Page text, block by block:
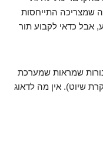
או שיש תקלה שמצריכה התייחסות
אבל כדאי לקבוע תור
נורות שמראות שמערכת
שיוט). אין מה לדאוג